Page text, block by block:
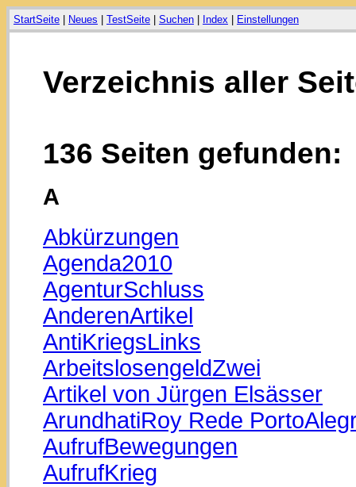
StartSeite Neues TestSeite Suchen Index Einstellungen
Verzeichnis aller
136 Seiten gefunden:
A
Abkürzungen
Agenda2010
AgenturSchluss
AnderenArtikel
AntiKriegsLinks
ArbeitslosengeldZwei
Artikel von Jürgen Elsässer
ArundhatiRoy Rede
AufrufBewegungen
AufrufKrieg